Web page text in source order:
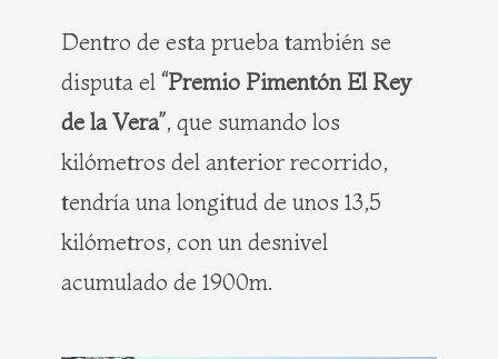
Dentro de esta prueba también se
disputa el “Premio Pimentón El Rey
de la Vera”, que sumando los
kilómetros del anterior recorrido,
tendría una longitud de unos 13,5
kilómetros, con un desnivel
acumulado de 1900m.